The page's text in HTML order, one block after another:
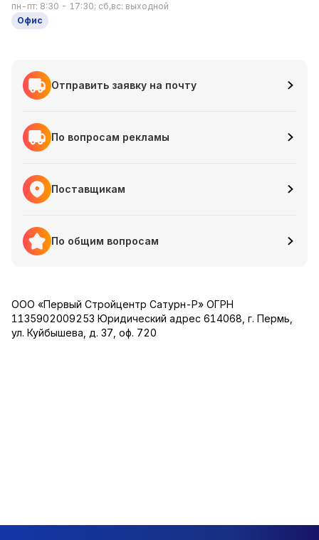
пн-пт: 8:30 - 17:30; сб,вс: выходной
Офис
Отправить заявку на почту
По вопросам рекламы
Поставщикам
По общим вопросам
ООО «Первый Стройцентр Сатурн-Р» ОГРН
1135902009253 Юридический адрес 614068, г. Пермь,
ул. Куйбышева, д. 37, оф. 720